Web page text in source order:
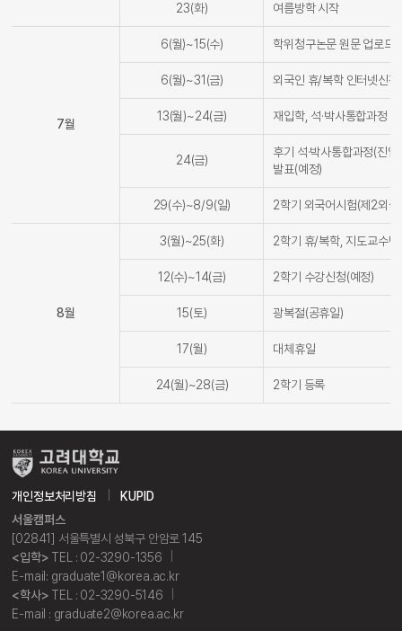
23(화) 여름방학 시작
7월
6(월)~15(수) 학위청구논문 원문 업로드
6(월)~31(금) 외국인 휴/복학 인터넷신청
13(월)~24(금) 재입학, 석·박사통합과정
24(금)
후기 석·박사통합과정(진
발표(예정)
29(수)~8/9(일) 2학기 외국어시험(제2외
8월
3(월)~25(화) 2학기 휴/복학, 지도교수변
12(수)~14(금) 2학기 수강신청(예정)
15(토) 광복절(공휴일)
17(월) 대체휴일
24(월)~28(금) 2학기 등록
개인정보처리방침
KUPID
서울캠퍼스
[02841] 서울특별시 성북구 안암로 145
<입학> TEL : 02-3290-1356
E-mail: graduate1@korea.ac.kr
<학사> TEL : 02-3290-5146
E-mail : graduate2@korea.ac.kr